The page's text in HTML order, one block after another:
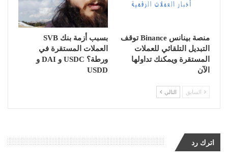
منصة بينانس Binance توقف
التبديل التلقائي للعملات
المستقرة ويمكنك تداولها
الآن
بسبب أزمة بنك SVB
العملات المستقرة في
ورطة؟ USDC و DAI و
USDD
السابق التالي
اترك رد